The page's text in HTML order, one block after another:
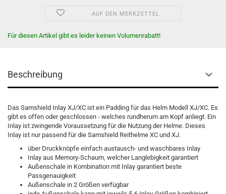
AUF DEN MERKZETTEL
Für diesen Artikel gibt es leider keinen Volumenrabatt!
Beschreibung
Das Samshield Inlay XJ/XC ist ein Padding für das Helm Modell XJ/XC. Es
gibt es offen oder geschlossen - welches rundherum am Kopf anliegt. Ein
Inlay ist zwingende Voraussetzung für die Nutzung der Helme. Dieses
Inlay ist nur passend für die Samshield Reithelme XC und XJ.
über Druckknöpfe einfach austausch- und waschbares Inlay
Inlay aus Memory-Schaum, welcher Langlebigkeit garantiert
Außenschale in Kombination mit Inlay garantiert beste
Passgenauigkeit
Außenschale in 2 Größen verfügbar